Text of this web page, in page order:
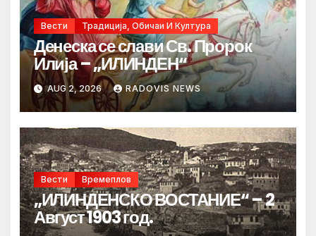
Вести Традиција, Обичаи И Култура
Денеска се слави Св. Пророк
Илија – „ИЛИНДЕН“
AUG 2, 2026 RADOVIS NEWS
Вести Времеплов
„ИЛИНДЕНСКО ВОСТАНИЕ“ – 2
Август 1903 год.